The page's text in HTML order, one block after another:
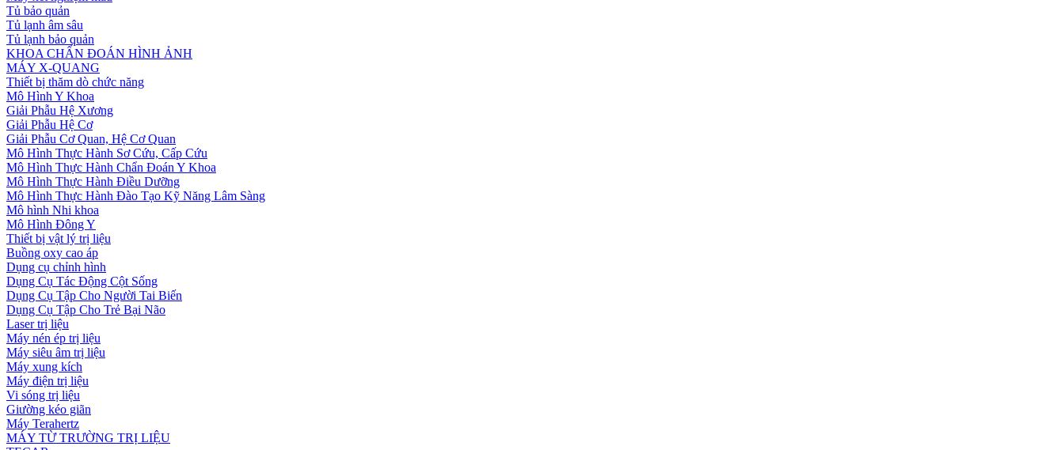
Tủ bảo quản
Tủ lạnh âm sâu
Tủ lạnh bảo quản
KHOA CHẨN ĐOÁN HÌNH ẢNH
MÁY X-QUANG
Thiết bị thăm dò chức năng
Mô Hình Y Khoa
Giải Phẫu Hệ Xương
Giải Phẫu Hệ Cơ
Giải Phẫu Cơ Quan, Hệ Cơ Quan
Mô Hình Thực Hành Sơ Cứu, Cấp Cứu
Mô Hình Thực Hành Chẩn Đoán Y Khoa
Mô Hình Thực Hành Điều Dưỡng
Mô Hình Thực Hành Đào Tạo Kỹ Năng Lâm Sàng
Mô hình Nhi khoa
Mô Hình Đông Y
Thiết bị vật lý trị liệu
Buồng oxy cao áp
Dụng cụ chỉnh hình
Dụng Cụ Tác Động Cột Sống
Dụng Cụ Tập Cho Người Tai Biến
Dụng Cụ Tập Cho Trẻ Bại Não
Laser trị liệu
Máy nén ép trị liệu
Máy siêu âm trị liệu
Máy xung kích
Máy điện trị liệu
Vi sóng trị liệu
Giường kéo giãn
Máy Terahertz
MÁY TỪ TRƯỜNG TRỊ LIỆU